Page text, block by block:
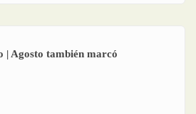
| Agosto también marcó